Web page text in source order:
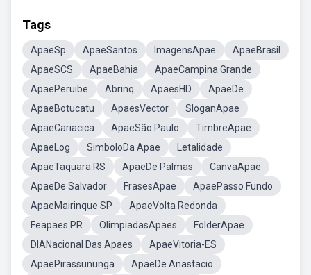
Tags
ApaeSp ApaeSantos ImagensApae
ApaeBrasil
ApaeSCS
ApaeBahia
ApaeCampina Grande
ApaePeruibe
Abrinq ApaesHD
ApaeDe
ApaeBotucatu
ApaesVector
SloganApae
ApaeCariacica
ApaeSão Paulo
TimbreApae
ApaeLog
SimboloDa Apae
Letalidade
ApaeTaquara RS
ApaeDe Palmas
CanvaApae
ApaeDe Salvador
FrasesApae
ApaePasso Fundo
ApaeMairinque SP
ApaeVolta Redonda
Feapaes PR
OlimpiadasApaes
FolderApae
DIANacional Das Apaes
ApaeVitoria-ES
ApaePirassununga
ApaeDe Anastacio